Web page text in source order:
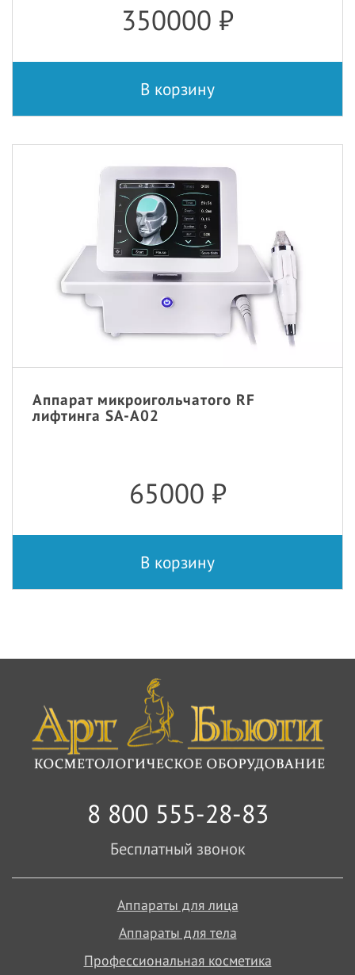
350000 ₽
В корзину
Аппарат микроигольчатого RF
лифтинга SA-A02
65000 ₽
В корзину
8 800 555-28-83
Бесплатный звонок
Аппараты для лица
Аппараты для тела
Профессиональная косметика